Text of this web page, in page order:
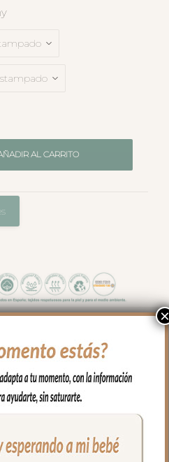
AL CARRITO
en liso a juego
tu capazo.
o
para
tu bebé.
×